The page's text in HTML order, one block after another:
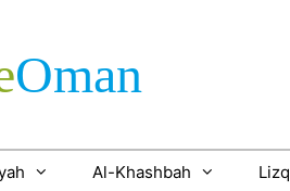
­Oman
Al-Khashbah Lizq